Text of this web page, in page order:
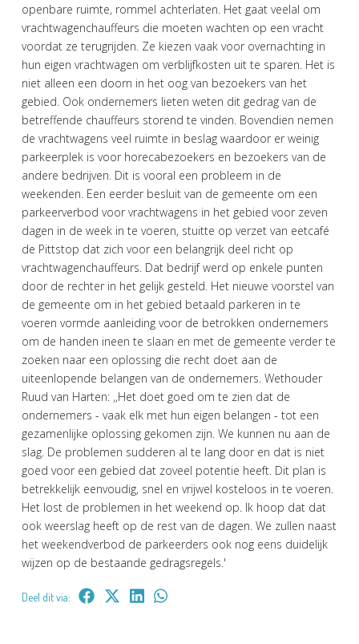
openbare ruimte, rommel achterlaten. Het gaat veelal om
vrachtwagenchauffeurs die moeten wachten op een vracht
voordat ze terugrijden. Ze kiezen vaak voor overnachting in
hun eigen vrachtwagen om verblijfkosten uit te sparen. Het is
niet alleen een doorn in het oog van bezoekers van het
gebied. Ook ondernemers lieten weten dit gedrag van de
betreffende chauffeurs storend te vinden. Bovendien nemen
de vrachtwagens veel ruimte in beslag waardoor er weinig
parkeerplek is voor horecabezoekers en bezoekers van de
andere bedrijven. Dit is vooral een probleem in de
weekenden. Een eerder besluit van de gemeente om een
parkeerverbod voor vrachtwagens in het gebied voor zeven
dagen in de week in te voeren, stuitte op verzet van eetcafé
de Pittstop dat zich voor een belangrijk deel richt op
vrachtwagenchauffeurs. Dat bedrijf werd op enkele punten
door de rechter in het gelijk gesteld. Het nieuwe voorstel van
de gemeente om in het gebied betaald parkeren in te
voeren vormde aanleiding voor de betrokken ondernemers
om de handen ineen te slaan en met de gemeente verder te
zoeken naar een oplossing die recht doet aan de
uiteenlopende belangen van de ondernemers. Wethouder
Ruud van Harten: ,,Het doet goed om te zien dat de
ondernemers - vaak elk met hun eigen belangen - tot een
gezamenlijke oplossing gekomen zijn. We kunnen nu aan de
slag. De problemen sudderen al te lang door en dat is niet
goed voor een gebied dat zoveel potentie heeft. Dit plan is
betrekkelijk eenvoudig, snel en vrijwel kosteloos in te voeren.
Het lost de problemen in het weekend op. Ik hoop dat dat
ook weerslag heeft op de rest van de dagen. We zullen naast
het weekendverbod de parkeerders ook nog eens duidelijk
wijzen op de bestaande gedragsregels.'
Deel dit via: